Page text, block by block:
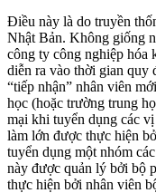
Điều này là do truyền
Nhật Bản. Không giống
công ty công nghiệp hóa
diễn ra vào thời gian quy
“tiếp nhận” nhân viên
học (hoặc trường trung
mại khi tuyển dụng các
làm lớn được thực hiện
tuyển dụng một nhóm
này được quản lý bởi bộ
thực hiện bởi nhân viên